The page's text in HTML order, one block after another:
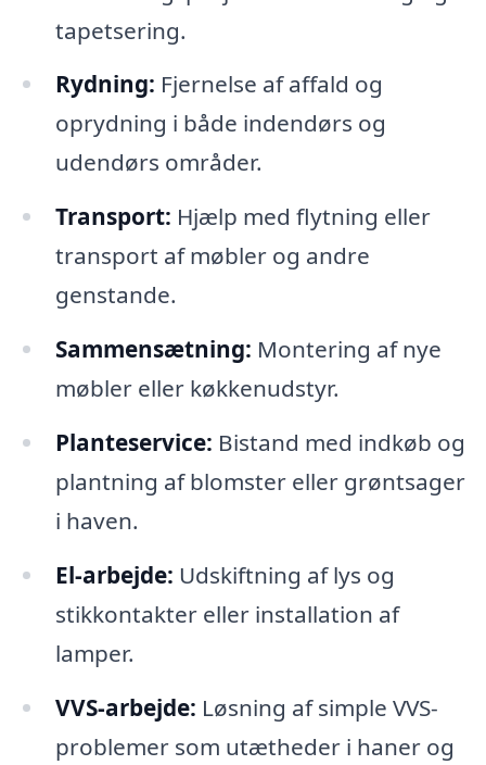
tapetsering.
Rydning: Fjernelse af affald og
oprydning i både indendørs og
udendørs områder.
Transport: Hjælp med flytning eller
transport af møbler og andre
genstande.
Sammensætning: Montering af nye
møbler eller køkkenudstyr.
Planteservice: Bistand med indkøb og
plantning af blomster eller grøntsager
i haven.
El-arbejde: Udskiftning af lys og
stikkontakter eller installation af
lamper.
VVS-arbejde: Løsning af simple VVS-
problemer som utætheder i haner og